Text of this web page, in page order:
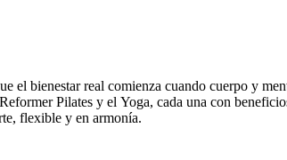
el bienestar real comienza cuando cuerpo y
Pilates y el Yoga, cada una con
flexible y en armonía.